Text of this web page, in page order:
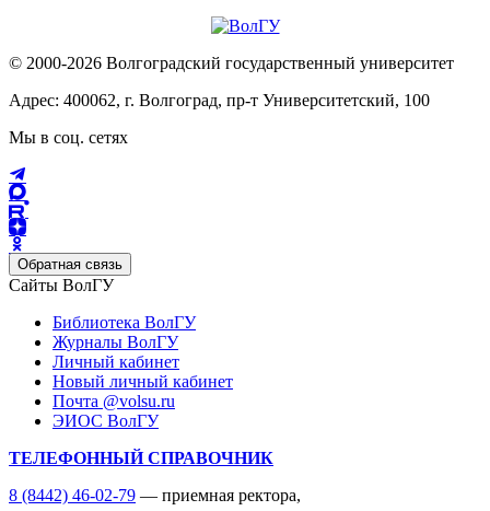
© 2000-2026 Волгоградский государственный университет
Адрес: 400062, г. Волгоград, пр-т Университетский, 100
Мы в соц. сетях
Обратная связь
Сайты ВолГУ
Библиотека ВолГУ
Журналы ВолГУ
Личный кабинет
Новый личный кабинет
Почта @volsu.ru
ЭИОС ВолГУ
ТЕЛЕФОННЫЙ СПРАВОЧНИК
8 (8442) 46-02-79 — приемная ректора,